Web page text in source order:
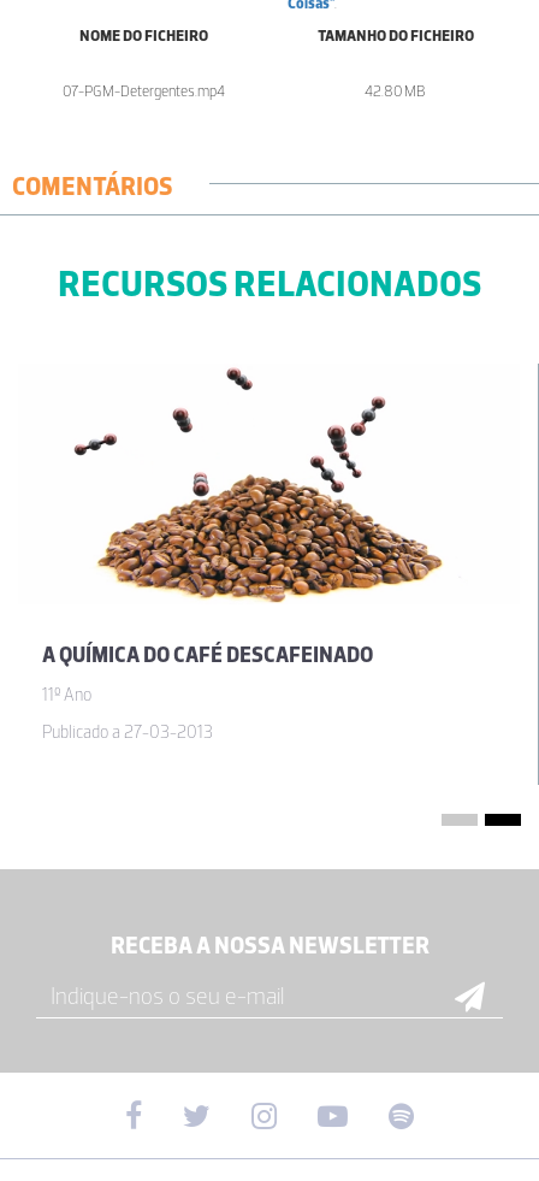
NOME DO FICHEIRO
07-PGM-Detergentes.mp4
TAMANHO DO FICHEIRO
42.80 MB
COMENTÁRIOS
RECURSOS RELACIONADOS
A QUÍMICA DO CAFÉ DESCAFEINADO
11º Ano
Publicado a 27-03-2013
RECEBA A NOSSA NEWSLETTER